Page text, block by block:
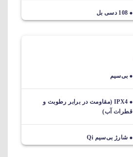
108 دسی بل
بی‌سیم
IPX4 (مقاومت در برابر رطوبت و
قطرات آب)
شارژ بی‌سیم Qi